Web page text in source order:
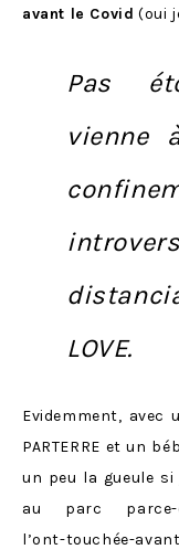
avant le Covid (oui
Pas
vienne
LOVE.
Evidemment, avec
PARTERRE et un
un peu la gueule
au parc parce-
l’ont-touchée-